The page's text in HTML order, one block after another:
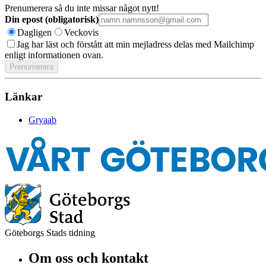
Prenumerera så du inte missar något nytt!
Din epost (obligatorisk)
Dagligen
Veckovis
Jag har läst och förstått att min mejladress delas med Mailchimp
enligt informationen ovan.
Länkar
Gryaab
Göteborgs Stads tidning
Om oss och kontakt